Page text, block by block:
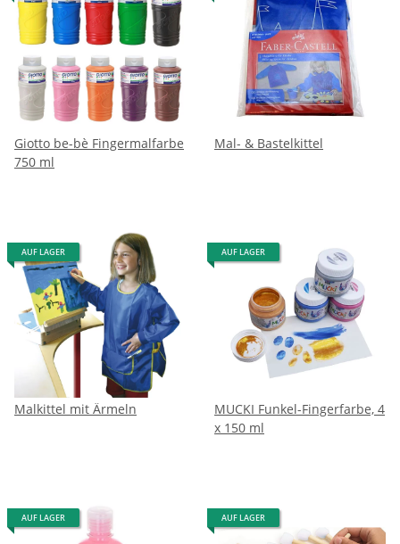
Giotto be-bè Fingermalfarbe
750 ml
Mal- & Bastelkittel
AUF LAGER
Malkittel mit Ärmeln
AUF LAGER
MUCKI Funkel-Fingerfarbe, 4
x 150 ml
AUF LAGER AUF LAGER